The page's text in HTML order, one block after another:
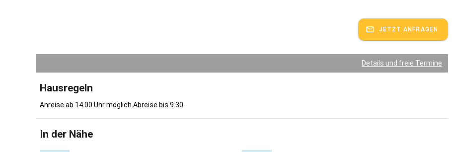
JETZT ANFRAGEN
Details und freie Termine
Hausregeln
Anreise ab 14.00 Uhr möglich.Abreise bis 9.30.
In der Nähe